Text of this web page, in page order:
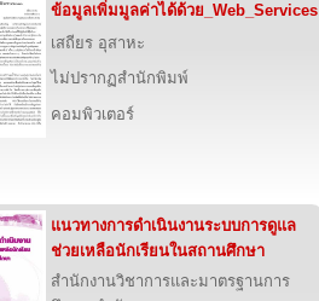
ข้อมูลเพิ่มมูลค่าได้ด้วย_Web_Services
เสถียร อุสาหะ
ไม่ปรากฏสำนักพิมพ์
คอมพิวเตอร์
แนวทางการดำเนินงานระบบการดูแล
ช่วยเหลือนักเรียนในสถานศึกษา
สำนักงานวิชาการและมาตรฐานการ